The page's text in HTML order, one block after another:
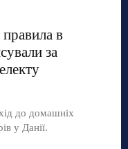
в
за
до домашніх
у Данії.